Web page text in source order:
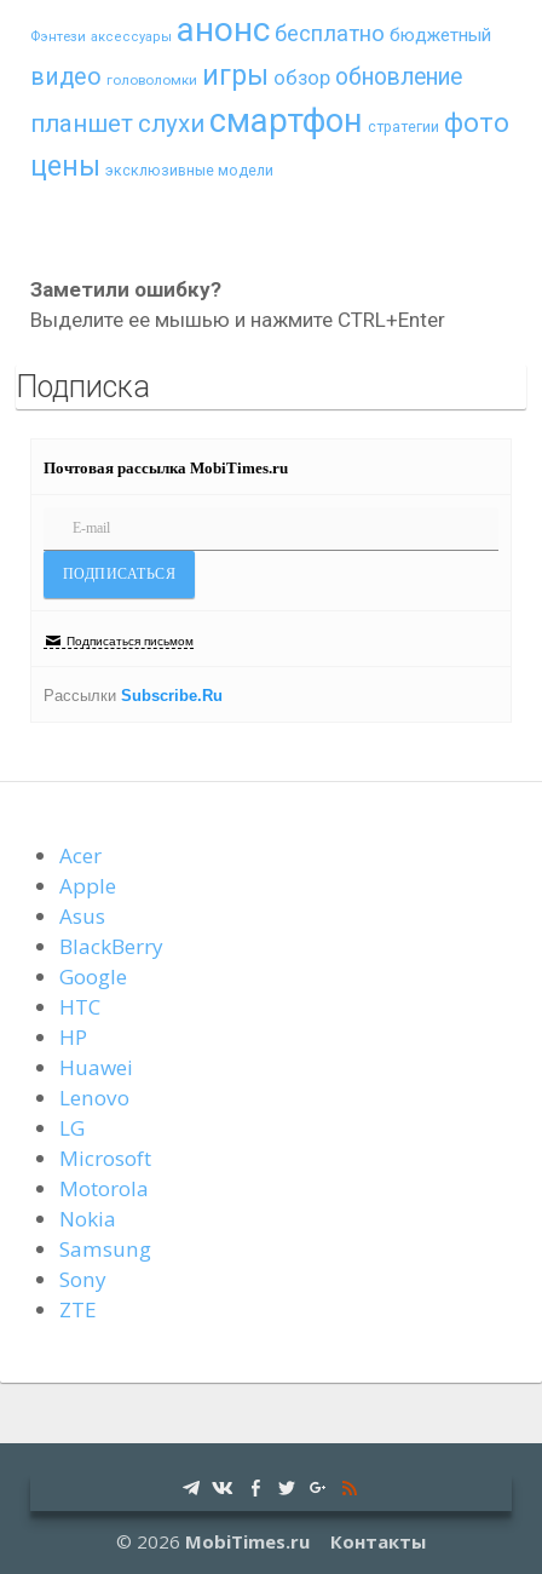
Фэнтези аксессуары анонс бесплатно бюджетный
видео головоломки игры обзор обновление
планшет слухи смартфон стратегии фото
цены эксклюзивные модели
Заметили ошибку?
Выделите ее мышью и нажмите CTRL+Enter
Подписка
Почтовая рассылка MobiTimes.ru
Подписаться письмом
Рассылки Subscribe.Ru
Acer
Apple
Asus
BlackBerry
Google
HTC
HP
Huawei
Lenovo
LG
Microsoft
Motorola
Nokia
Samsung
Sony
ZTE
© 2026 MobiTimes.ru Контакты